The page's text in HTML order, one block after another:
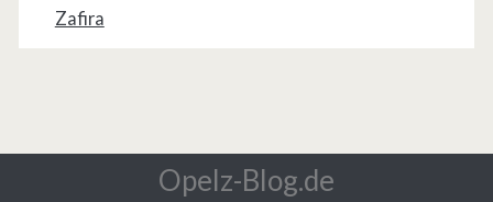
Zafira
Opelz-Blog.de